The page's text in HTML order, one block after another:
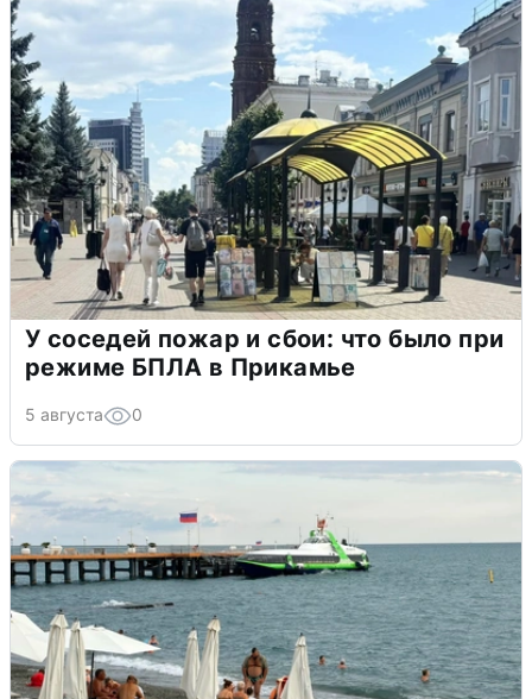
У соседей пожар и сбои: что было при
режиме БПЛА в Прикамье
5 августа 0